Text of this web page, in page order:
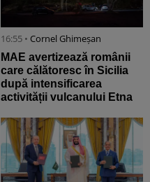
16:55 • Cornel Ghimeșan
MAE avertizează românii
care călătoresc în Sicilia
după intensificarea
activității vulcanului Etna